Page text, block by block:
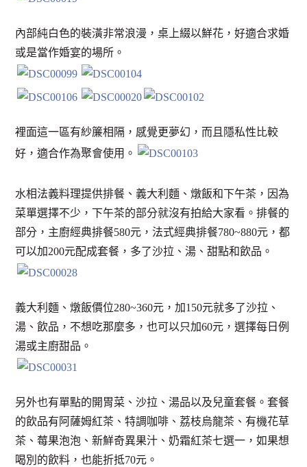
內部純白色的裝潢非常浪漫，桌上綴以鮮花，好適合求婚
或是當作婚宴的場所。
裡面這一區有紗簾相隔，感覺更夢幻，而且隱私性比較
好，適合作為聚會使用。
水相法義料理提供排餐、義大利麵、燉飯和下午茶，因為
菜單選擇不少，下午茶的部分就沒有拍給大家看。排餐的
部分，主廚經典排餐580元，法式經典排餐780~880元，都
可以加200元配成套餐，多了沙拉、湯、甜點和飲品。
義大利麵、燉飯價位280~360元，加150元就多了沙拉、
湯、飲品，不想吃那麼多，也可以只加60元，選擇每日例
湯或主廚甜品。
另外也有單點的開胃菜、沙拉、湯品以及兒童套餐。套餐
的飲品有阿薩姆紅茶、特調咖啡、荔枝烏龍茶、有機花草
茶、莓果泡泡、新鮮奇異果汁、奶霜紅茶七選一，如果想
喝別的飲料，也能折抵70元。